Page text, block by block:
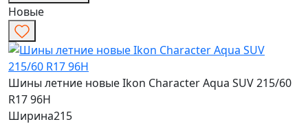
Новые
Шины летние новые Ikon Character Aqua SUV 215/60
R17 96H
Ширина215